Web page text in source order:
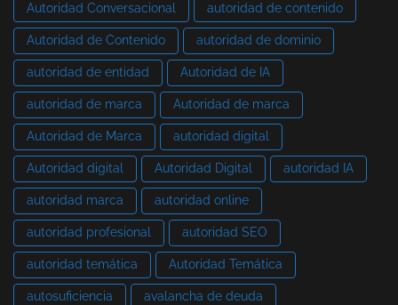
Autoridad Conversacional autoridad de contenido
Autoridad de Contenido autoridad de dominio
autoridad de entidad Autoridad de IA
autoridad de marca Autoridad de marca
Autoridad de Marca autoridad digital
Autoridad digital Autoridad Digital autoridad IA
autoridad marca autoridad online
autoridad profesional autoridad SEO
autoridad temática Autoridad Temática
autosuficiencia avalancha de deuda